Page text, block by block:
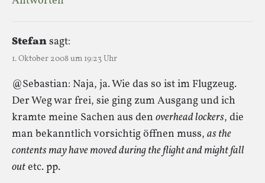
Stefansagt:
1. Oktober 2008 um 19:23 Uhr
@Sebastian: Naja, ja. Wie das so ist im Flugzeug.
Der Weg war frei, sie ging zum Ausgang und ich
kramte meine Sachen aus den overhead lockers, die
man bekanntlich vorsichtig öffnen muss, as the
contents may have moved during the flight and might fall
outetc. pp.